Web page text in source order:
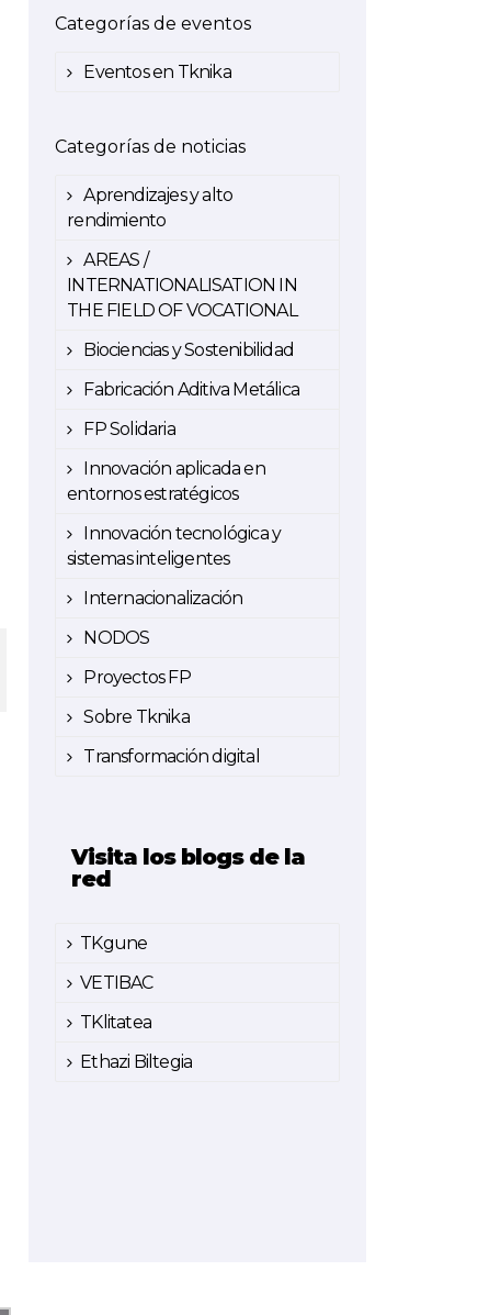
Categorías de eventos
Eventos en Tknika
Categorías de noticias
Aprendizajes y alto
rendimiento
AREAS /
INTERNATIONALISATION IN
THE FIELD OF VOCATIONAL
Biociencias y Sostenibilidad
Fabricación Aditiva Metálica
FP Solidaria
Innovación aplicada en
entornos estratégicos
Innovación tecnológica y
sistemas inteligentes
Internacionalización
NODOS
Proyectos FP
Sobre Tknika
Transformación digital
Visita los blogs de la
red
TKgune
VETIBAC
TKlitatea
Ethazi Biltegia